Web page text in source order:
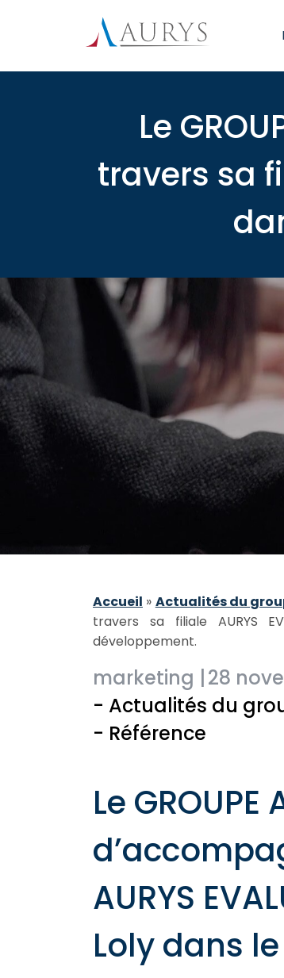
Le
travers sa
Accueil » Actualités du
travers sa filiale AURYS
développement.
marketing |28
- Actualités du
- Référence
Le
AURYS
Loly dans